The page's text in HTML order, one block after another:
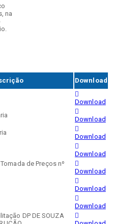
na
Download
Download
Download
Download
Download
de Preços nº
Download
Download
Download
DP DE SOUZA